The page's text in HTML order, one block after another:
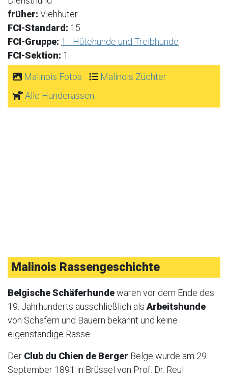
früher: Viehhüter
FCI-Standard: 15
FCI-Gruppe: 1 - Hütehunde und Treibhunde
FCI-Sektion: 1
Malinois Fotos
Malinois Züchter
Alle Hunderassen
Malinois Rassengeschichte
Belgische Schäferhundewaren vor dem Ende des
19. Jahrhunderts ausschließlich als Arbeitshunde
von Schäfern und Bauern bekannt und keine
eigenständige Rasse.
Der Club du Chien de Berger Belge wurde am 29.
September 1891 in Brüssel von Prof. Dr. Reul